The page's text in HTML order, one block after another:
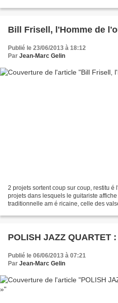
Bill Frisell, l'Homme de
Publié le 23/06/2013 à 18:12
Par Jean-Marc Gelin
2 projets sortent coup sur coup, restitu é
projets dans lesquels le guitariste
traditionnelle am é ricaine, celle des
POLISH JAZZ QUARTET
Publié le 06/06/2013 à 07:21
Par Jean-Marc Gelin